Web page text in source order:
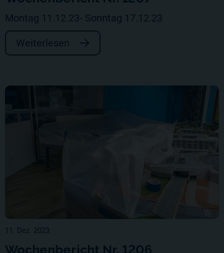
Montag 11.12.23- Sonntag 17.12.23
Weiterlesen
11. Dez. 2023
Wochenbericht Nr. 1206